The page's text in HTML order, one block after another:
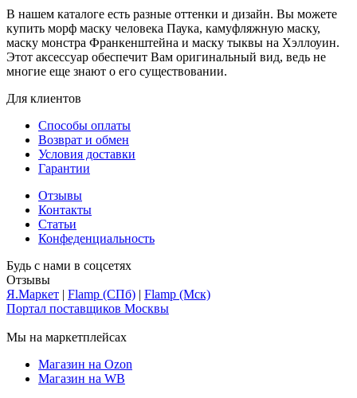
В нашем каталоге есть разные оттенки и дизайн. Вы можете
купить морф маску человека Паука, камуфляжную маску,
маску монстра Франкенштейна и маску тыквы на Хэллоуин.
Этот аксессуар обеспечит Вам оригинальный вид, ведь не
многие еще знают о его существовании.
Для клиентов
Способы оплаты
Возврат и обмен
Условия доставки
Гарантии
Отзывы
Контакты
Статьи
Конфеденциальность
Будь с нами в соцсетях
Отзывы
Я.Маркет | Flamp (СПб) | Flamp (Мск)
Портал поставщиков Москвы
Мы на маркетплейсах
Магазин на Ozon
Магазин на WB